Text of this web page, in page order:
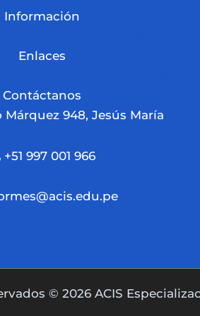
Información
Enlaces
Contáctanos
Márquez 948, Jesús María
+51 997 001 966
© 2026 ACIS